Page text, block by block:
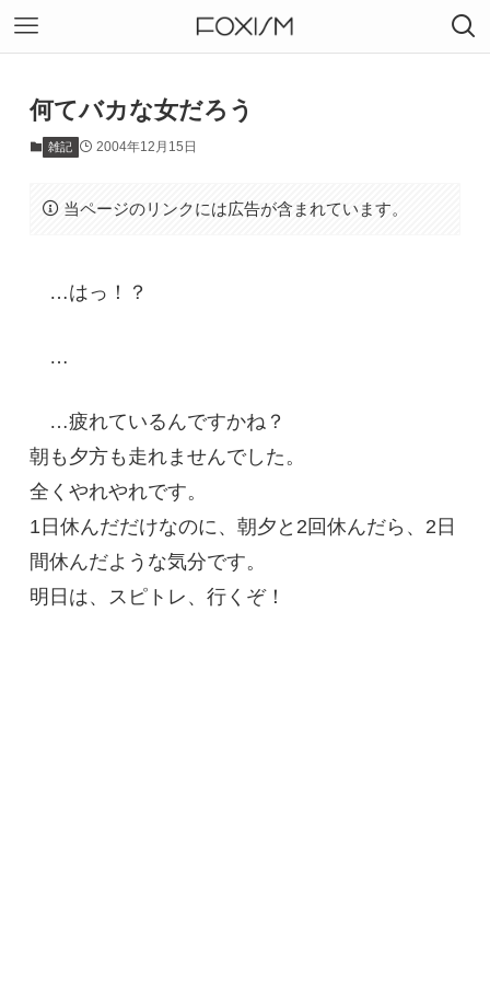
何てバカな女だろう
雑記 2004年12月15日
当ページのリンクには広告が含まれています。
…はっ！？
…
…疲れているんですかね？
朝も夕方も走れませんでした。
全くやれやれです。
1日休んだだけなのに、朝夕と2回休んだら、2日
間休んだような気分です。
明日は、スピトレ、行くぞ！